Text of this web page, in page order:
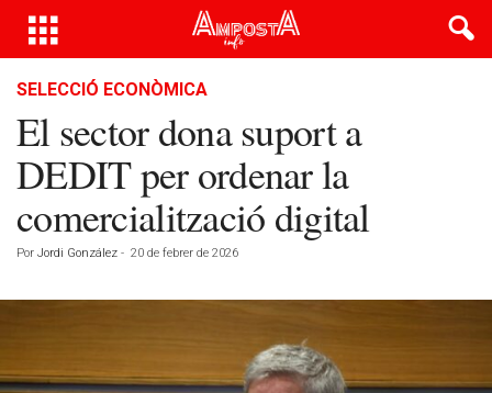
SELECCIÓ ECONÒMICA
El sector dona suport a
DEDIT per ordenar la
comercialització digital
Por Jordi González - 20 de febrer de 2026